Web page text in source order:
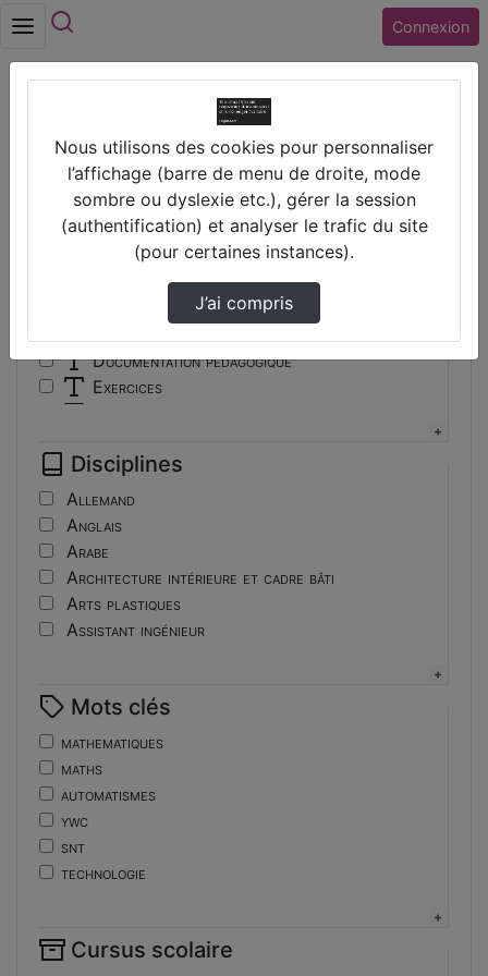
Connexion
Vidéos
Filtres
Types
Autre
Conférence
Documentation pédagogique
Exercices
Travaux d'élèves/étudiants
Tutoriel
Disciplines
Allemand
Anglais
Arabe
Architecture intérieure et cadre bâti
Arts plastiques
Assistant ingénieur
Boulangerie
Braille
Bureautique
Céramique industrielle
Chinois
Cinéma et photographie
Coiffure
Construction et réparation en carrosserie
Mots clés
mathematiques
maths
automatismes
ywc
snt
technologie
fonctions-lp
Cursus scolaire
Nous utilisons des cookies pour personnaliser
l’affichage (barre de menu de droite, mode
sombre ou dyslexie etc.), gérer la session
(authentification) et analyser le trafic du site
(pour certaines instances).
J’ai compris